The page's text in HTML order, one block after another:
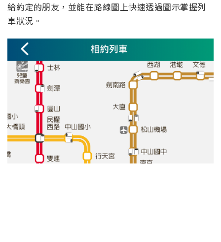
給約定的朋友，並能在路線圖上快速透過圖示掌握列
車狀況。